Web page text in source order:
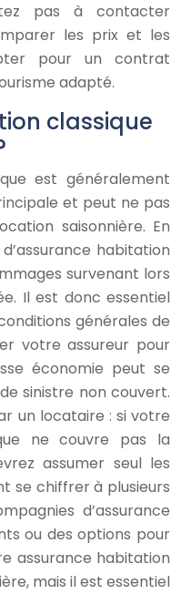
pas à contacter
les prix et les
pour un contrat
adapté.
classique
est généralement
et peut ne pas
saisonnière. En
habitation
survenant lors
Il est donc essentiel
générales de
votre assureur pour
économie peut se
sinistre non couvert.
un locataire : si votre
ne couvre pas la
assumer seul les
se chiffrer à plusieurs
d’assurance
ou des options pour
assurance habitation
mais il est essentiel